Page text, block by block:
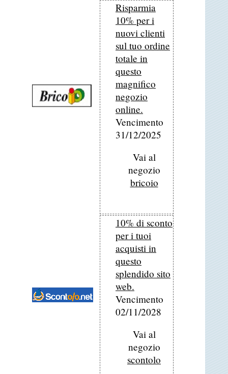
Risparmia
10% per i
nuovi clienti
sul tuo ordine
totale in
questo
magnifico
negozio
online.
Vencimento
31/12/2025
Vai al
negozio
bricoio
10% di sconto
per i tuoi
acquisti in
questo
splendido sito
web.
Vencimento
02/11/2028
Vai al
negozio
scontolo